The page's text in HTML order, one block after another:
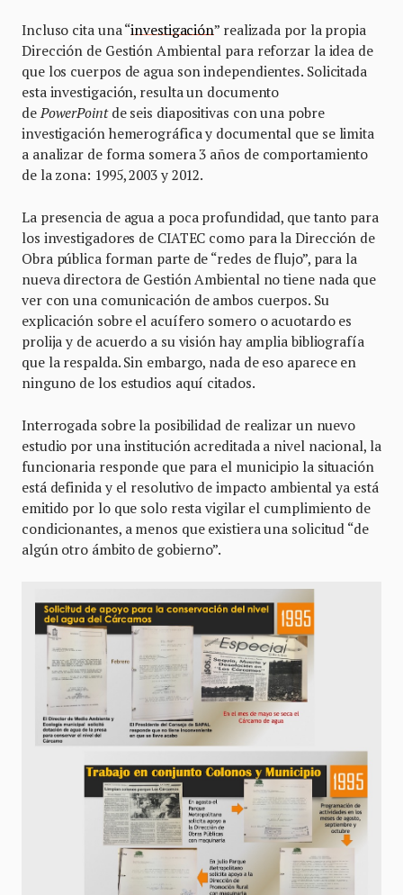
Incluso cita una “investigación” realizada por la propia
Dirección de Gestión Ambiental para reforzar la idea de
que los cuerpos de agua son independientes. Solicitada
esta investigación, resulta un documento
de PowerPointde seis diapositivas con una pobre
investigación hemerográfica y documental que se limita
a analizar de forma somera 3 años de comportamiento
de la zona: 1995, 2003 y 2012.
La presencia de agua a poca profundidad, que tanto para
los investigadores de CIATEC como para la Dirección de
Obra pública forman parte de “redes de flujo”, para la
nueva directora de Gestión Ambiental no tiene nada que
ver con una comunicación de ambos cuerpos. Su
explicación sobre el acuífero somero o acuotardo es
prolija y de acuerdo a su visión hay amplia bibliografía
que la respalda. Sin embargo, nada de eso aparece en
ninguno de los estudios aquí citados.
Interrogada sobre la posibilidad de realizar un nuevo
estudio por una institución acreditada a nivel nacional, la
funcionaria responde que para el municipio la situación
está definida y el resolutivo de impacto ambiental ya está
emitido por lo que solo resta vigilar el cumplimiento de
condicionantes, a menos que existiera una solicitud “de
algún otro ámbito de gobierno”.